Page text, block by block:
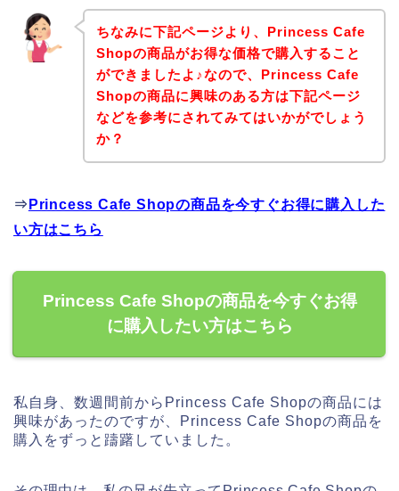
ちなみに下記ページより、Princess Cafe
Shopの商品がお得な価格で購入すること
ができましたよ♪なので、Princess Cafe
Shopの商品に興味のある方は下記ページ
などを参考にされてみてはいかがでしょう
か？
⇒ Princess Cafe Shopの商品を今すぐお得に購入した
い方はこちら
Princess Cafe Shopの商品を今すぐお得
に購入したい方はこちら
私自身、数週間前からPrincess Cafe Shopの商品には
興味があったのですが、Princess Cafe Shopの商品を
購入をずっと躊躇していました。